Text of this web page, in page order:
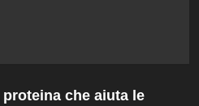
che aiuta le